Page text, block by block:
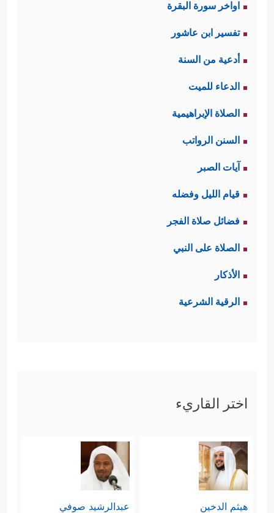
اواخر سورة البقرة
تفسير ابن عاشور
أدعية من السنة
الدعاء للميت
الصلاة الإبراهيمية
السنن الرواتب
آيات الصبر
قيام الليل وفضله
فضائل صلاة الفجر
الصلاة على النبي
الأذكار
الرقية الشرعية
اختر القاريء
هيثم الدخين عبدالرشيد صوفي